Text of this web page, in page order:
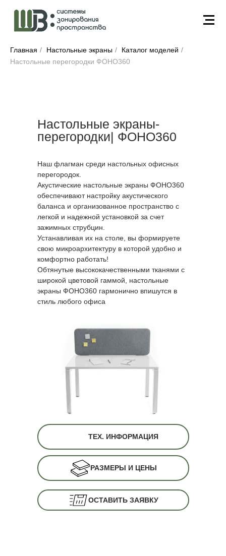
Главная / Настольные экраны / Каталог моделей /
Настольные перегородки ФОНО360
Настольные экраны-
перегородки| ФОНО360
ТЕХ. ИНФОРМАЦИЯ
РАЗМЕРЫ И ЦЕНЫ
ОСТАВИТЬ ЗАЯВКУ
Наш флагман среди настольных офисных
перегородок.
Акустические настольные экраны ФОНО360
обеспечивают настройку акустического
баланса и организованное пространство с
легкой и надежной установкой за счет
зажимных струбцин.
Устанавливая их на столе, вы формируете
свою микроархитектуру в которой удобно и
комфортно работать!
Обтянутые высококачественными тканями с
широкой цветовой гаммой, настольные
экраны ФОНО360 гармонично впишутся в
стиль любого офиса